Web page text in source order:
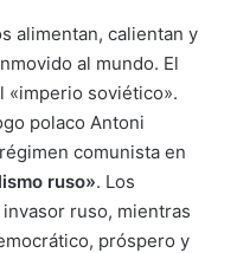
alimentan, calientan y
al mundo. El
«imperio soviético».
polaco Antoni
comunista en
ruso». Los
ruso, mientras
próspero y